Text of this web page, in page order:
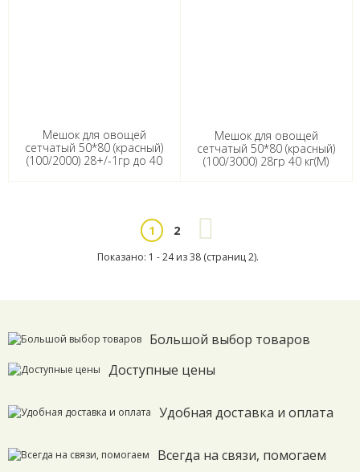
Мешок для овощей
сетчатый 50*80 (красный)
(100/2000) 28+/-1гр до 40
Мешок для овощей
сетчатый 50*80 (красный)
(100/3000) 28гр 40 кг(М)
1 2
Показано: 1 - 24 из 38 (страниц 2).
Большой выбор товаров
Доступные цены
Удобная доставка и оплата
Всегда на связи, помогаем